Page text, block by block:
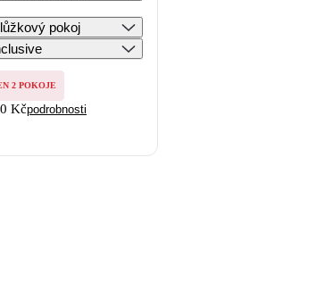
pokoj
2 POKOJE
Kčpodrobnosti